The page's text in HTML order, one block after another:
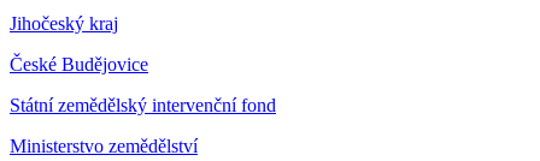
Jihočeský kraj
České Budějovice
Státní zemědělský intervenční fond
Ministerstvo zemědělství